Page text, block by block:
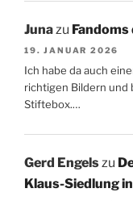
Junazu
19. JANUAR 2026
Ich habe da auch
richtigen Bildern und
Stiftebox.…
Gerd Engelszu
Klaus-Siedlung